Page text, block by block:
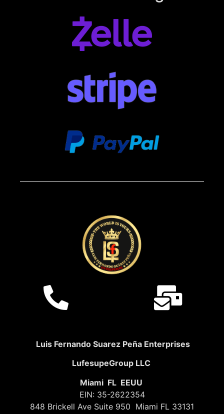
Luis Fernando Suarez Peña Enterprises
LufesupeGroup LLC
Miami FL EEUU
EIN: 35-2622354
848 Brickell Ave Suite 950 Miami FL 33131